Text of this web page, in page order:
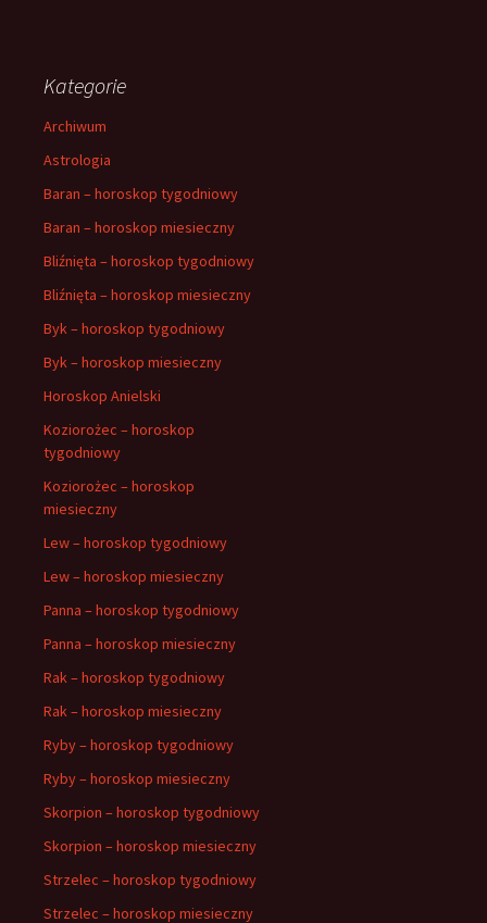
Kategorie
Archiwum
Astrologia
Baran – horoskop tygodniowy
Baran – horoskop miesieczny
Bliźnięta – horoskop tygodniowy
Bliźnięta – horoskop miesieczny
Byk – horoskop tygodniowy
Byk – horoskop miesieczny
Horoskop Anielski
Koziorożec – horoskop
tygodniowy
Koziorożec – horoskop
miesieczny
Lew – horoskop tygodniowy
Lew – horoskop miesieczny
Panna – horoskop tygodniowy
Panna – horoskop miesieczny
Rak – horoskop tygodniowy
Rak – horoskop miesieczny
Ryby – horoskop tygodniowy
Ryby – horoskop miesieczny
Skorpion – horoskop tygodniowy
Skorpion – horoskop miesieczny
Strzelec – horoskop tygodniowy
Strzelec – horoskop miesieczny